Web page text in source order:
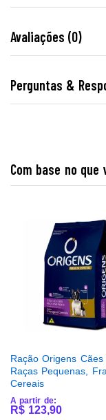
Avaliações (0)
Perguntas &
Com base no
Ração Origens Cães
Raças Pequenas,
Cereais
A partir de:
R$ 123,90